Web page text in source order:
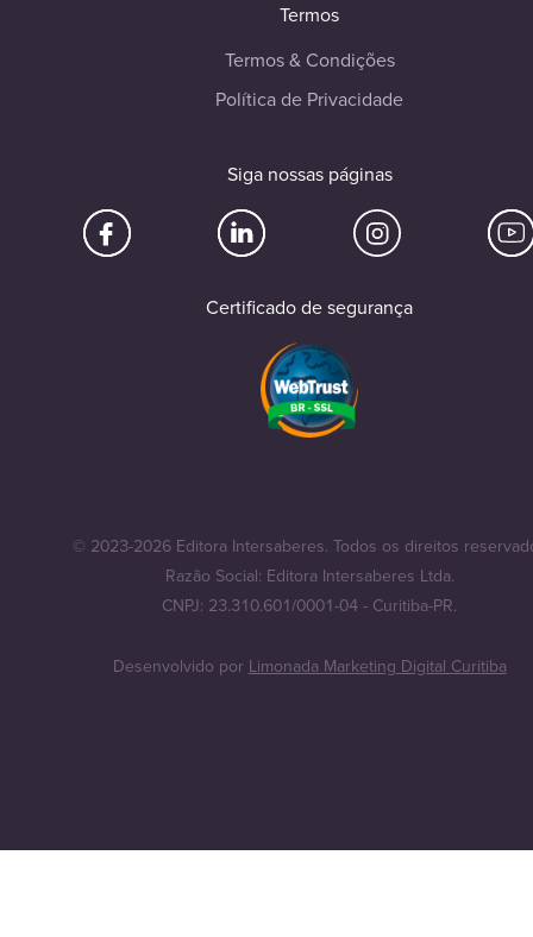
Termos
Termos & Condições
Política de Privacidade
Siga nossas páginas
Certificado de segurança
© 2023-2026 Editora Intersaberes. Todos os direitos
Razão Social: Editora Intersaberes Ltda.
CNPJ: 23.310.601/0001-04 - Curitiba-PR.
Desenvolvido porLimonada Marketing Digital Curitiba